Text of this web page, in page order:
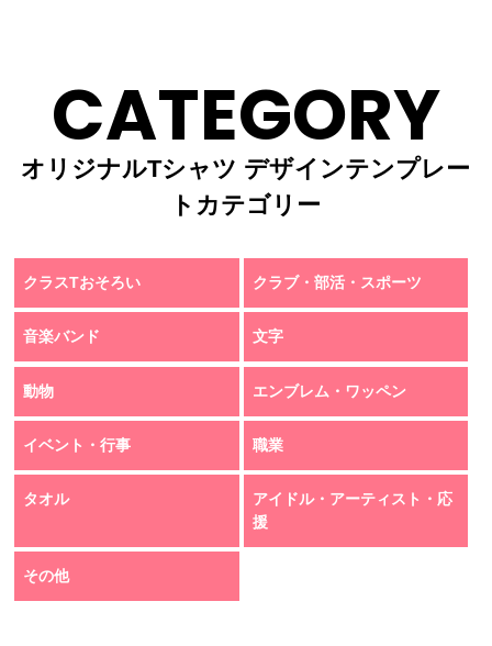
CATEGORY
オリジナルTシャツ デザインテンプレー
トカテゴリー
クラスTおそろい クラブ・部活・スポーツ
音楽バンド 文字
動物 エンブレム・ワッペン
イベント・行事 職業
タオル
アイドル・アーティスト・応
援
その他